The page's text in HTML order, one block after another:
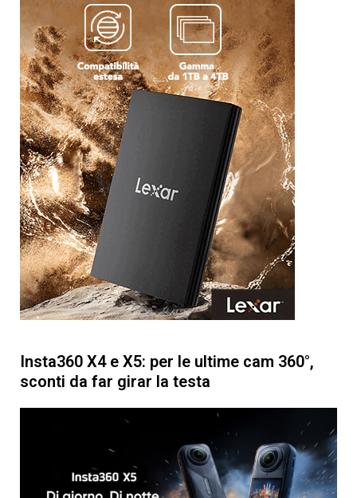
Insta360 X4 e X5: per le ultime cam 360°,
sconti da far girar la testa